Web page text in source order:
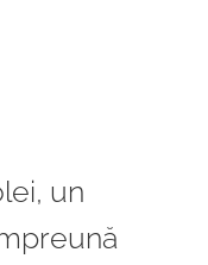
un